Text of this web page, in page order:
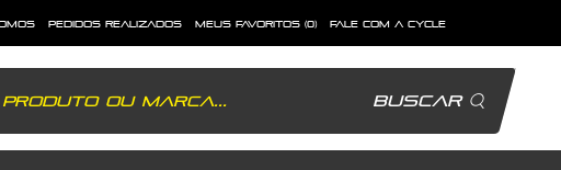
pedidos realizados meus favoritos (0) fale com a cycle
Buscar